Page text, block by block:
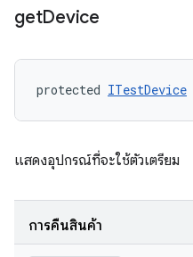
getDevice
protected ITestDevice
แสดงอุปกรณ์ที่จะใช้ตัวเตรียม
การคืนสินค้า